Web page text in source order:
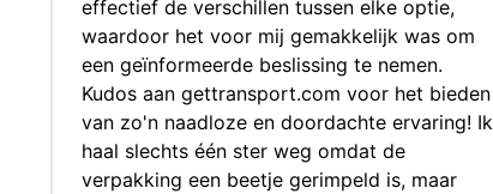
effectief de verschillen tussen elke optie,
waardoor het voor mij gemakkelijk was om
een geïnformeerde beslissing te nemen.
Kudos aan gettransport.com voor het bieden
van zo'n naadloze en doordachte ervaring! Ik
haal slechts één ster weg omdat de
verpakking een beetje gerimpeld is, maar